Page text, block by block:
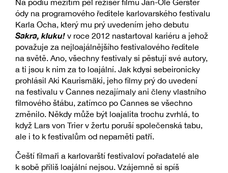
Na pódiu mezitím pěl režisér filmu Jan-Ole Gerster
ódy na programového ředitele karlovarského festivalu
Karla Ocha, který mu prý uvedením jeho debutu
Sakra, kluku! v roce 2012 nastartoval kariéru a jehož
považuje za nejloajálnějšího festivalového ředitele
na světě. Ano, všechny festivaly si pěstují své autory,
a ti jsou k nim za to loajální. Jak kdysi sebeironicky
prohlásil Aki Kaurismäki, jeho filmy prý do uvedení
na festivalu v Cannes nezajímaly ani členy vlastního
filmového štábu, zatímco po Cannes se všechno
změnilo. Někdy může být loajalita trochu zvrhlá, to
když Lars von Trier v žertu poruší společenská tabu,
ale i to k festivalům od nepaměti patří.
Čeští filmaři a karlovarští festivaloví pořadatelé ale
k sobě příliš loajální nejsou. Vzájemně si spíš